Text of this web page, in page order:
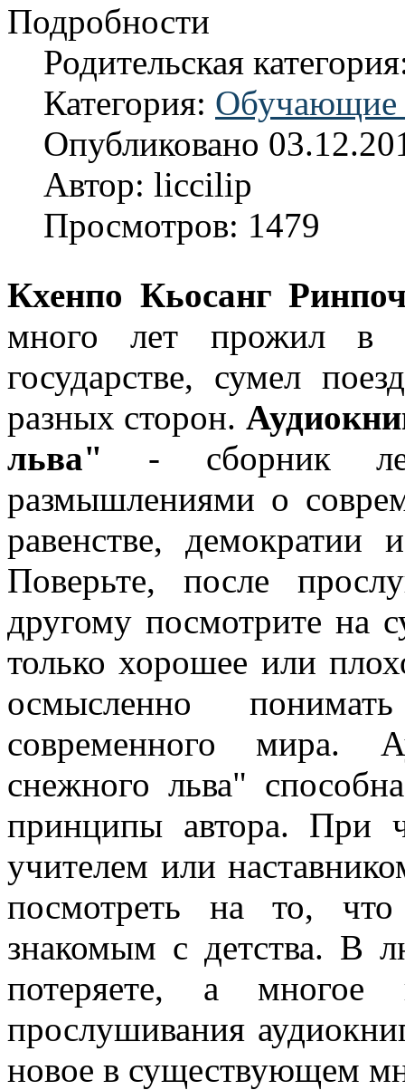
Подробности
Родительская
Категория: Обучающие
Опубликовано
Автор: liccilip
Просмотров: 1479
Кхенпо Кьосанг
много лет прожил в
государстве, сумел
разных сторон.
льва" - сборник
размышлениями о
равенстве, демократии
Поверьте, после
другому посмотрите на
только хорошее или
осмысленно
современного мира.
снежного льва"
принципы автора. При
учителем или
посмотреть на то,
знакомым с детства. В
потеряете, а многое
прослушивания
новое в существующем